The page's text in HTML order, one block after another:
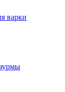
варки